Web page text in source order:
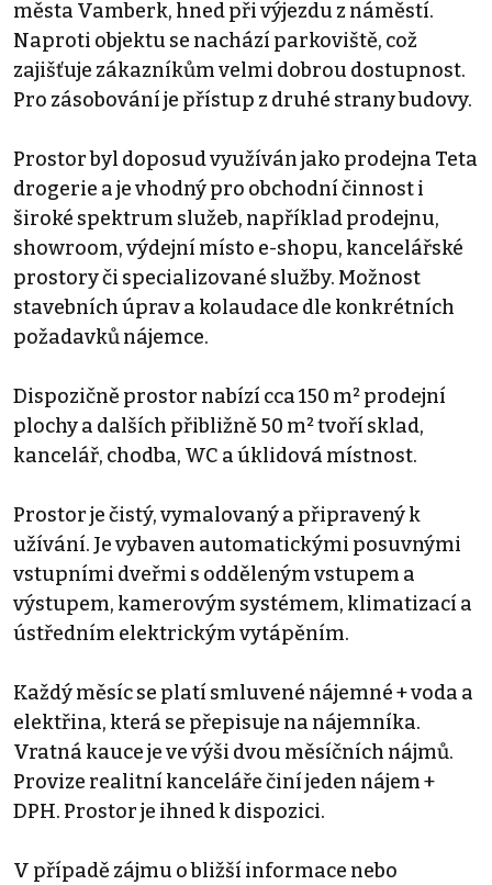
města Vamberk, hned při výjezdu z náměstí.
Naproti objektu se nachází parkoviště, což
zajišťuje zákazníkům velmi dobrou dostupnost.
Pro zásobování je přístup z druhé strany budovy.
Prostor byl doposud využíván jako prodejna Teta
drogerie a je vhodný pro obchodní činnost i
široké spektrum služeb, například prodejnu,
showroom, výdejní místo e-shopu, kancelářské
prostory či specializované služby. Možnost
stavebních úprav a kolaudace dle konkrétních
požadavků nájemce.
Dispozičně prostor nabízí cca 150 m² prodejní
plochy a dalších přibližně 50 m² tvoří sklad,
kancelář, chodba, WC a úklidová místnost.
Prostor je čistý, vymalovaný a připravený k
užívání. Je vybaven automatickými posuvnými
vstupními dveřmi s odděleným vstupem a
výstupem, kamerovým systémem, klimatizací a
ústředním elektrickým vytápěním.
Každý měsíc se platí smluvené nájemné + voda a
elektřina, která se přepisuje na nájemníka.
Vratná kauce je ve výši dvou měsíčních nájmů.
Provize realitní kanceláře činí jeden nájem +
DPH. Prostor je ihned k dispozici.
V případě zájmu o bližší informace nebo